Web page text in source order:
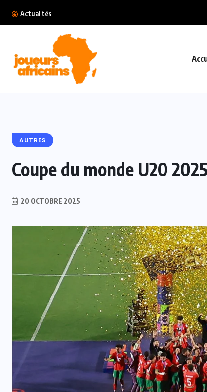
Actualités
AUTRES
Coupe du monde U20
20 OCTOBRE 2025